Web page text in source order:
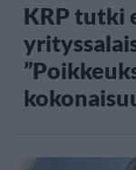
KRP tutki